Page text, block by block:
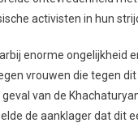
activisten in hun
enorme ongelijkheid
vrouwen die tegen
van de
de aanklager dat dit